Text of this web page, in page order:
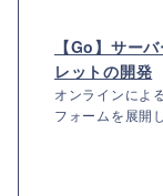
【Go】サー
レットの開発
オンラインによ
フォームを展開